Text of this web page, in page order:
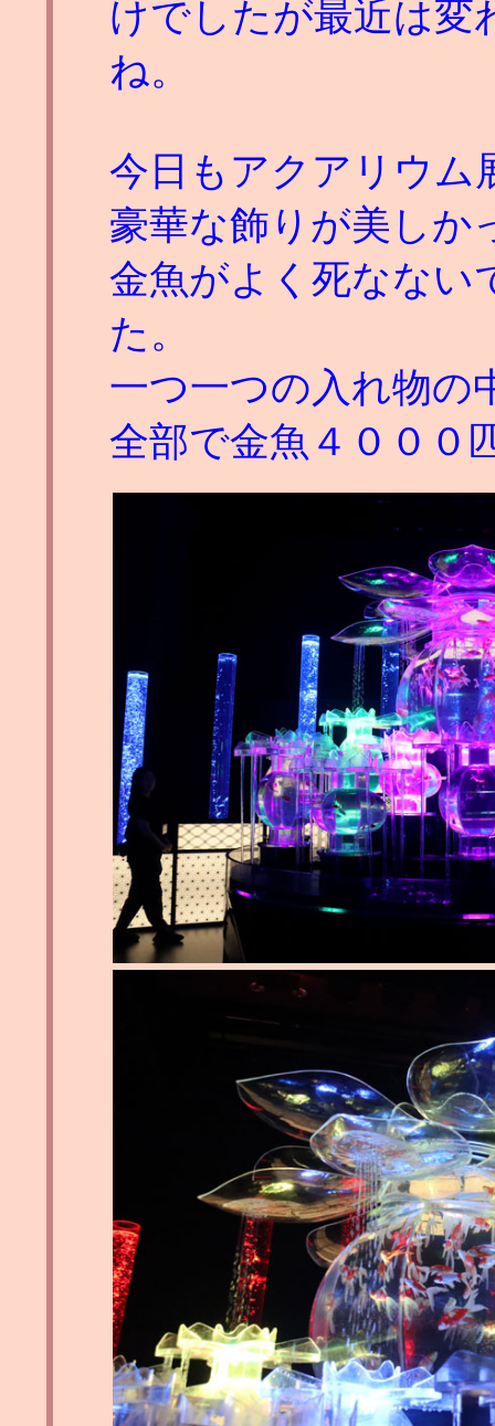
けでしたが最近は変
ね。
今日もアクアリウム
豪華な飾りが美しか
金魚がよく死なない
た。
一つ一つの入れ物の
全部で金魚４０００